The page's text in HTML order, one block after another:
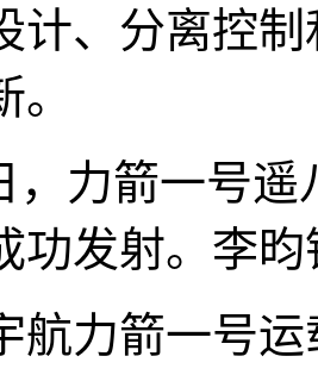
计、分离控
，力箭一号
功发射。李昀
力箭一号运